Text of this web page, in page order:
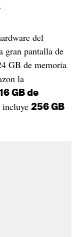
del
gran pantalla de
GB de memoria
la
16 GB de
incluye 256 GB